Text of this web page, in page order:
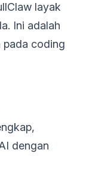
layak
Ini adalah
pada coding
dengan